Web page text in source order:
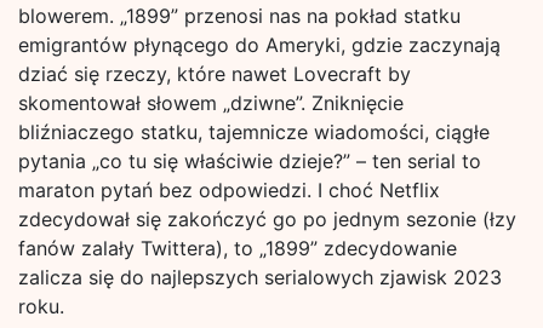
blowerem. „1899” przenosi nas na pokład statku
emigrantów płynącego do Ameryki, gdzie zaczynają
dziać się rzeczy, które nawet Lovecraft by
skomentował słowem „dziwne”. Zniknięcie
bliźniaczego statku, tajemnicze wiadomości, ciągłe
pytania „co tu się właściwie dzieje?” – ten serial to
maraton pytań bez odpowiedzi. I choć Netflix
zdecydował się zakończyć go po jednym sezonie (łzy
fanów zalały Twittera), to „1899” zdecydowanie
zalicza się do najlepszych serialowych zjawisk 2023
roku.